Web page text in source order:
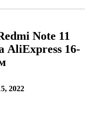
Note 11
AliExpress 16-
2022